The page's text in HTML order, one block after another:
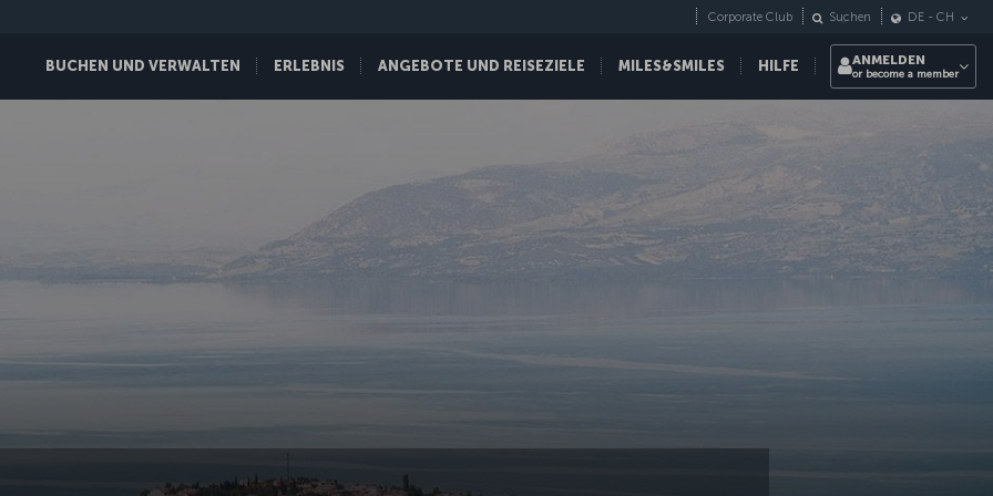
BUCHEN UND VERWALTEN ERLEBNIS ANGEBOTE UND REISEZIELE MILES&SMILES HILFE
Corporate Club Suchen DE - CH
ANMELDEN
or become a member